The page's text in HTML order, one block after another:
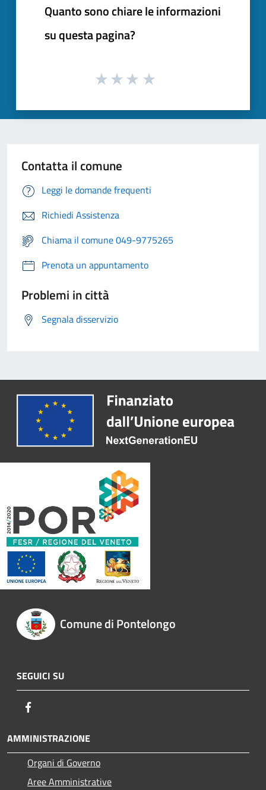
Quanto sono chiare le informazioni
su questa pagina?
Contatta il comune
Leggi le domande frequenti
Richiedi Assistenza
Chiama il comune 049-9775265
Prenota un appuntamento
Problemi in città
Segnala disservizio
Comune di Pontelongo
SEGUICI SU
AMMINISTRAZIONE
Organi di Governo
Aree Amministrative